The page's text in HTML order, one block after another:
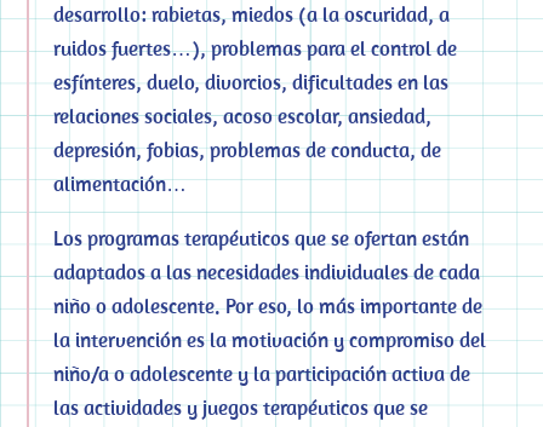
desarrollo: rabietas, miedos (a la oscuridad, a
ruidos fuertes…), problemas para el control de
esfínteres, duelo, divorcios, dificultades en las
relaciones sociales, acoso escolar, ansiedad,
depresión, fobias, problemas de conducta, de
alimentación…
Los programas terapéuticos que se ofertan están
adaptados a las necesidades individuales de cada
niño o adolescente. Por eso, lo más importante de
la intervención es la motivación y compromiso del
niño/a o adolescente y la participación activa de
las actividades y juegos terapéuticos que se